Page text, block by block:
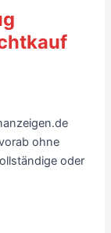
ohne
oder